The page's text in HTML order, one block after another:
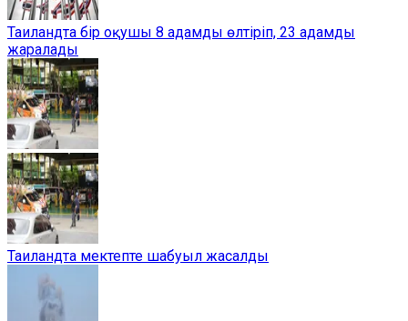
Таиландта бір оқушы 8 адамды өлтіріп, 23 адамды
жаралады
Таиландта мектепте шабуыл жасалды